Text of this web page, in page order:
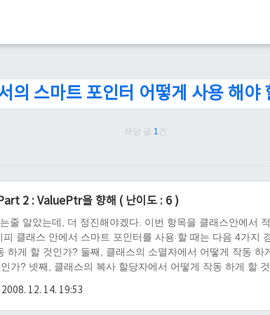
의 스마트 포인터 어떻게 사용 해야
해당 글 1 건
2 : ValuePtr을 향해 ( 난이도 : 6 )
줄 알았는데, 더 정진해야겠다. 이번 항목을 클래스안에서
클래스 안에서 스마트 포인터를 사용 할 때는 다음 4가지
하게 할 것인가? 둘째, 클래스의 소멸자에서 어떻게 작동 하
가? 넷째, 클래스의 복사 할당자에서 어떻게 작동 하게 할
결론을 ..
2008. 12. 14. 19:53